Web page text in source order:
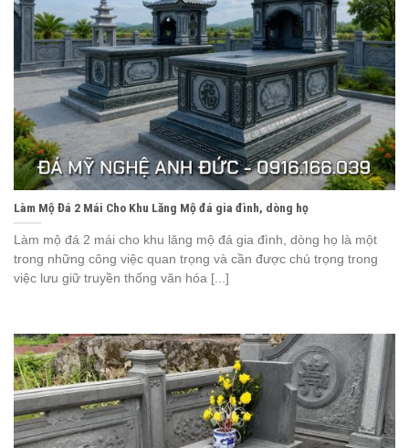
Làm Mộ Đá 2 Mái Cho Khu Lăng Mộ đá gia đình, dòng họ
Làm mộ đá 2 mái cho khu lăng mộ đá gia đình, dòng họ là một
trong những công việc quan trọng và cần được chú trọng trong
việc lưu giữ truyền thống văn hóa [...]